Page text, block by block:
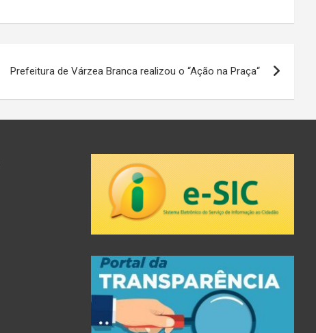
Prefeitura de Várzea Branca realizou o “Ação na Praça“